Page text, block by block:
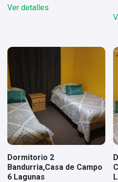
Ver detalles
Dormitorio 2
Bandurria,Casa de Campo
6 Lagunas